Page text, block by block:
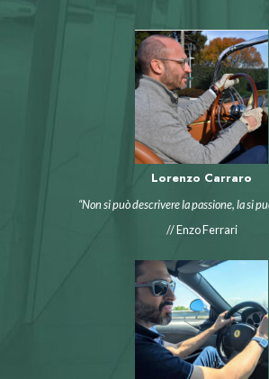
Lorenzo Carraro
“Non si può descrivere la passione, la si
// Enzo Ferrari